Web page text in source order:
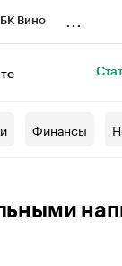
Вино
Финансы